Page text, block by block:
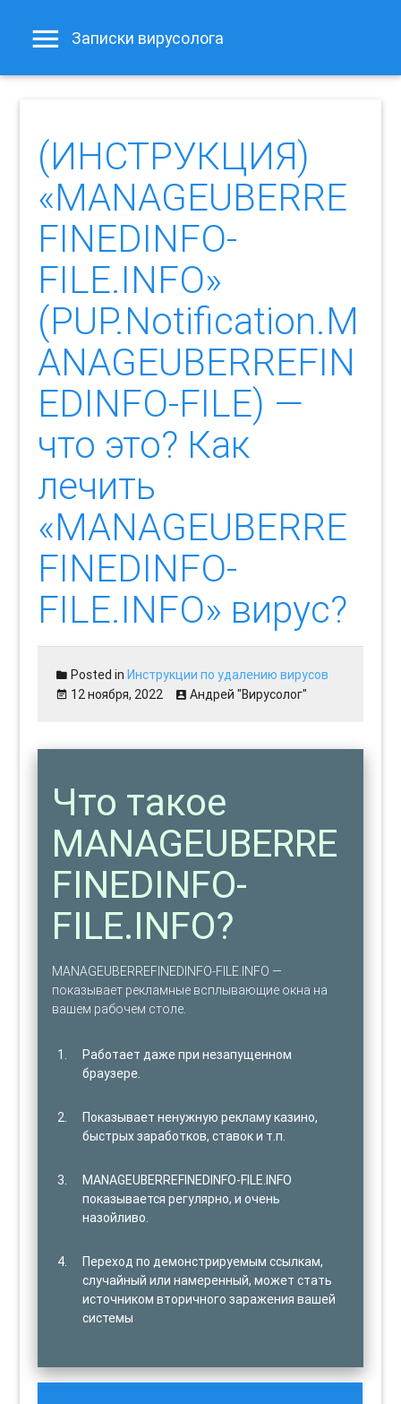
Записки вирусолога
(ИНСТРУКЦИЯ)
«MANAGEUBERRE
FINEDINFO-
FILE.INFO»
(PUP.Notification.M
ANAGEUBERREFIN
EDINFO-FILE) —
что это? Как
лечить
«MANAGEUBERRE
FINEDINFO-
FILE.INFO» вирус?
Posted inИнструкции по удалению вирусов
12 ноября, 2022
Андрей "Вирусолог"
Что такое
MANAGEUBERRE
FINEDINFO-
FILE.INFO?
MANAGEUBERREFINEDINFO-FILE.INFO —
показывает рекламные всплывающие окна на
вашем рабочем столе.
Работает даже при незапущенном
браузере.
Показывает ненужную рекламу казино,
быстрых заработков, ставок и т.п.
MANAGEUBERREFINEDINFO-FILE.INFO
показывается регулярно, и очень
назойливо.
Переход по демонстрируемым ссылкам,
случайный или намеренный, может стать
источником вторичного заражения вашей
системы